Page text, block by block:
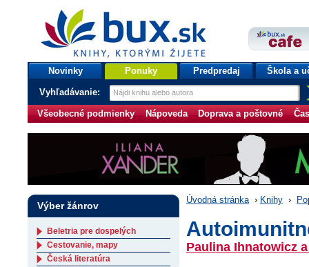
bux.sk
knihy, ktorými žijete
Úvodná stránka
Novinky Ponuky Predpredaj Škola a
Vyhľadávanie:
Všeobecné podmienky Nápoveda Doprava a poštovné
Úvodná stránka › Knihy ›
Paulina Ihnatowicz
Výber žánrov
Beletria pre dospelých
Cestovanie, mapy
Česká literatúra